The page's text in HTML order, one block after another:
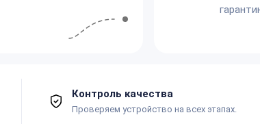
Контроль качества
Проверяем устройство на всех этапах.